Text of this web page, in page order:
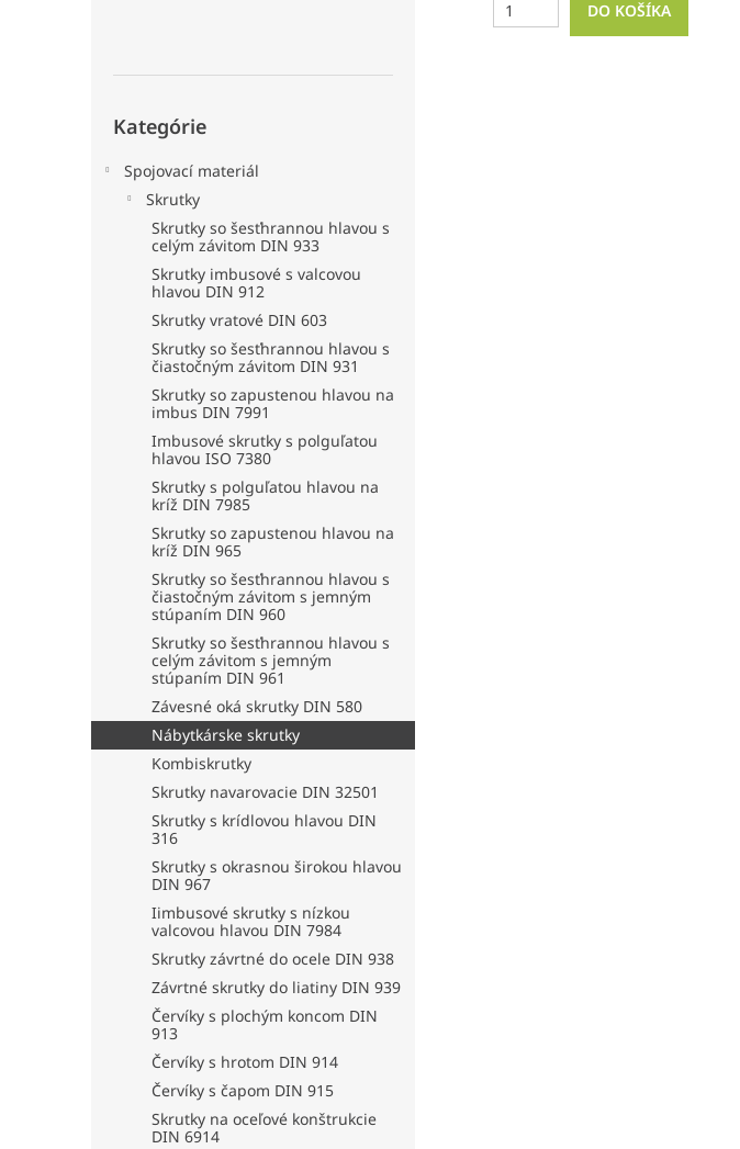
kategórie
Kategórie
Spojovací materiál
Skrutky
Skrutky so šesťhrannou hlavou s
celým závitom DIN 933
Skrutky imbusové s valcovou
hlavou DIN 912
Skrutky vratové DIN 603
Skrutky so šesťhrannou hlavou s
čiastočným závitom DIN 931
Skrutky so zapustenou hlavou na
imbus DIN 7991
Imbusové skrutky s polguľatou
hlavou ISO 7380
Skrutky s polguľatou hlavou na
kríž DIN 7985
Skrutky so zapustenou hlavou na
kríž DIN 965
Skrutky so šesťhrannou hlavou s
čiastočným závitom s jemným
stúpaním DIN 960
Skrutky so šesťhrannou hlavou s
celým závitom s jemným
stúpaním DIN 961
Závesné oká skrutky DIN 580
Nábytkárske skrutky
Kombiskrutky
Skrutky navarovacie DIN 32501
Skrutky s krídlovou hlavou DIN
316
Skrutky s okrasnou širokou hlavou
DIN 967
Iimbusové skrutky s nízkou
valcovou hlavou DIN 7984
Skrutky závrtné do ocele DIN 938
Závrtné skrutky do liatiny DIN 939
Červíky s plochým koncom DIN
913
Červíky s hrotom DIN 914
Červíky s čapom DIN 915
Skrutky na oceľové konštrukcie
DIN 6914
DO KOŠÍKA